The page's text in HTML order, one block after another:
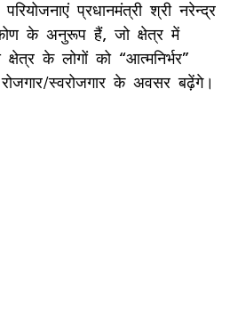
प्रधानमंत्री श्री नरेन्द्र
के अनुरूप हैं, जो क्षेत्र में
के लोगों को “आत्मनिर्भर”
स्वरोजगार के अवसर बढ़ेंगे।